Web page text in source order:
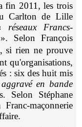
fin 2011, les trois
Carlton de Lille
réseaux Francs-
». Selon François
si rien ne prouve
qu'organisations,
: six des huit mis
aggravé en bande
Selon Stéphane
maçonnerie